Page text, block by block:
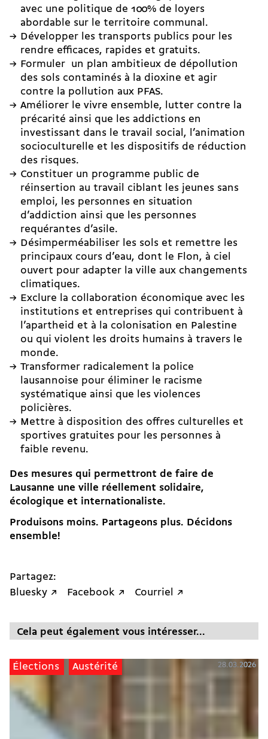
avec une politique de 100% de loyers
abordable sur le territoire communal.
Développer les transports publics pour les
rendre efficaces, rapides et gratuits.
Formuler un plan ambitieux de dépollution
des sols contaminés à la dioxine et agir
contre la pollution aux PFAS.
Améliorer le vivre ensemble, lutter contre la
précarité ainsi que les addictions en
investissant dans le travail social, l’animation
socioculturelle et les dispositifs de réduction
des risques.
Constituer un programme public de
réinsertion au travail ciblant les jeunes sans
emploi, les personnes en situation
d’addiction ainsi que les personnes
requérantes d’asile.
Désimperméabiliser les sols et remettre les
principaux cours d’eau, dont le Flon, à ciel
ouvert pour adapter la ville aux changements
climatiques.
Exclure la collaboration économique avec les
institutions et entreprises qui contribuent à
l’apartheid et à la colonisation en Palestine
ou qui violent les droits humains à travers le
monde.
Transformer radicalement la police
lausannoise pour éliminer le racisme
systématique ainsi que les violences
policières.
Mettre à disposition des offres culturelles et
sportives gratuites pour les personnes à
faible revenu.
Des mesures qui permettront de faire de
Lausanne une ville réellement solidaire,
écologique et internationaliste.
Produisons moins. Partageons plus. Décidons
ensemble!
Partagez:
Bluesky ↗
Facebook ↗ Courriel ↗
Cela peut également vous intéresser...
Élections Austérité 28.03.2026